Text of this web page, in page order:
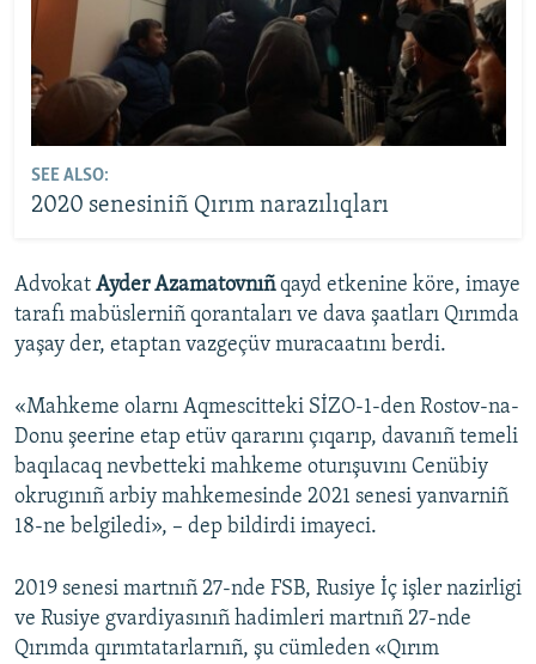
SEE ALSO:
2020 senesiniñ Qırım narazılıqları
Advokat Ayder Azamatovnıñqayd etkenine köre, imaye
tarafı mabüslerniñ qorantaları ve dava şaatları Qırımda
yaşay der, etaptan vazgeçüv muracaatını berdi.
«Mahkeme olarnı Aqmescitteki SİZO-1-den Rostov-na-
Donu şeerine etap etüv qararını çıqarıp, davanıñ temeli
baqılacaq nevbetteki mahkeme oturışuvını Cenübiy
okrugınıñ arbiy mahkemesinde 2021 senesi yanvarniñ
18-ne belgiledi», – dep bildirdi imayeci.
2019 senesi martnıñ 27-nde FSB, Rusiye İç işler nazirligi
ve Rusiye gvardiyasınıñ hadimleri martnıñ 27-nde
Qırımda qırımtatarlarnıñ, şu cümleden «Qırım